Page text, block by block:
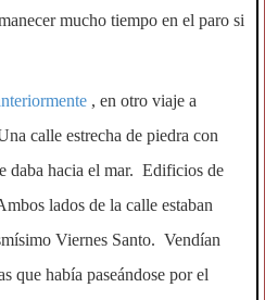
mucho tiempo en el paro si
, en otro viaje a
calle estrecha de piedra con
daba hacia el mar. Edificios de
lados de la calle estaban
Viernes Santo. Vendían
que había paseándose por el